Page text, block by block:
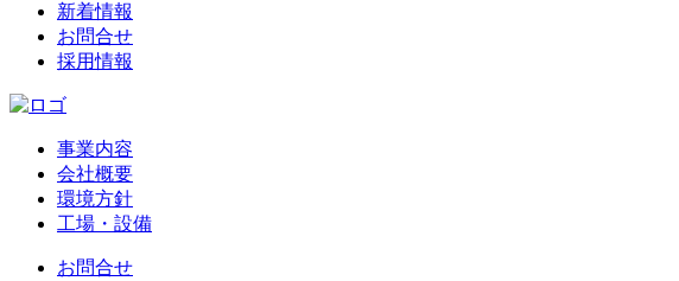
新着情報
お問合せ
採用情報
事業内容
会社概要
環境方針
工場・設備
お問合せ